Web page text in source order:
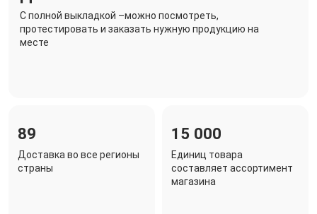
C полной выкладкой –можно посмотреть,
протестировать и заказать нужную продукцию на
месте
89
Доставка во все регионы
страны
15 000
Единиц товара
составляет ассортимент
магазина